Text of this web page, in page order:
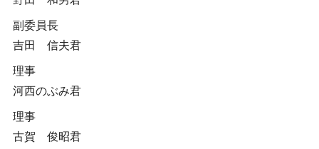
副委員長
吉田 信夫君
理事
河西のぶみ君
理事
古賀 俊昭君